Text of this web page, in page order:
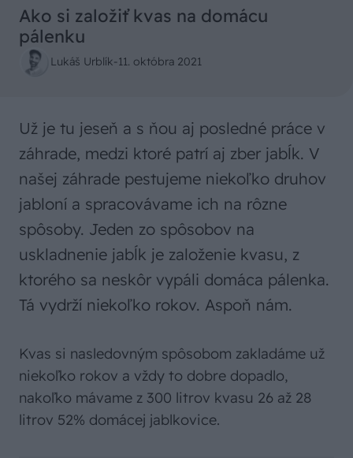
Ako si založiť kvas na domácu
pálenku
Lukáš Urblík-11. októbra 2021
Už je tu jeseň a s ňou aj posledné práce v
záhrade, medzi ktoré patrí aj zber jabĺk. V
našej záhrade pestujeme niekoľko druhov
jabloní a spracovávame ich na rôzne
spôsoby. Jeden zo spôsobov na
uskladnenie jabĺk je založenie kvasu, z
ktorého sa neskôr vypáli domáca pálenka.
Tá vydrží niekoľko rokov. Aspoň nám.
Kvas si nasledovným spôsobom zakladáme už
niekoľko rokov a vždy to dobre dopadlo,
nakoľko mávame z 300 litrov kvasu 26 až 28
litrov 52% domácej jablkovice.